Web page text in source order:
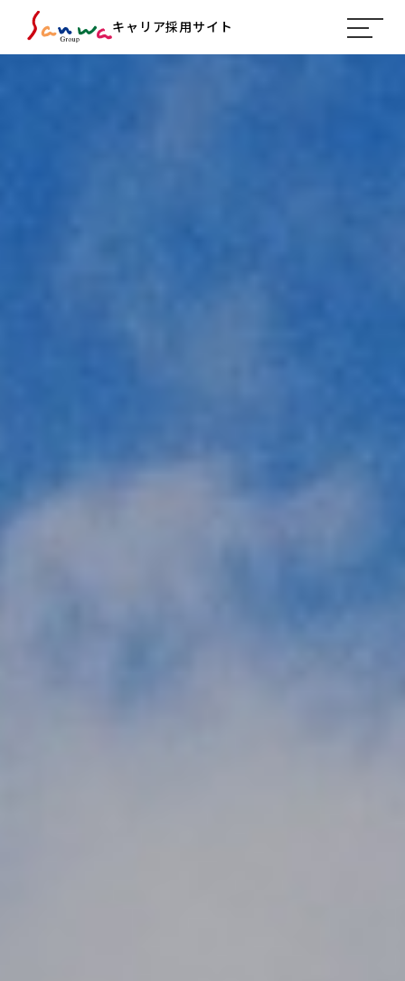
キャリア採用サイト